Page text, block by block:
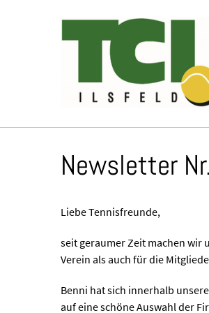
Newsletter
Liebe Tennisfreunde,
seit geraumer Zeit machen wir
Verein als auch für die
Benni hat sich innerhalb
auf eine schöne Auswahl der